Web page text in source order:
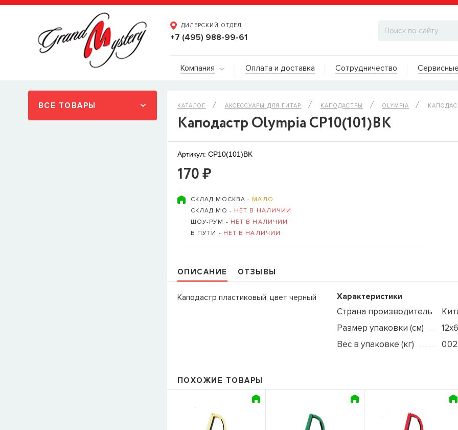
ДИЛЕРСКИЙ ОТДЕЛ
+7 (495) 988-99-61
ДИЛЕРСКИЙ ОТДЕЛ
109235, Г. МОСКВА,
+7 (495) 988-99-61
sales@grandm.ru
сб, вс: выходной
Компания Оплата и доставка Сотрудничество
ВСЕ ТОВАРЫ КАТАЛОГ АКСЕССУАРЫ ДЛЯ ГИТАР КАПОДАСТРЫ OLYMPIA
Каподастр Olympia CP10(101)BK
Артикул: CP10(101)BK
170 ₽
СКЛАД МОСКВА - МАЛО
СКЛАД МО - НЕТ В НАЛИЧИИ
ШОУ-РУМ - НЕТ В НАЛИЧИИ
В ПУТИ - НЕТ В НАЛИЧИИ
ОПИСАНИЕ ОТЗЫВЫ
Каподастр пластиковый, цвет черный Характеристики
Страна производитель
Размер упаковки (см)
Вес в упаковке (кг)
0.02
ПОХОЖИЕ ТОВАРЫ